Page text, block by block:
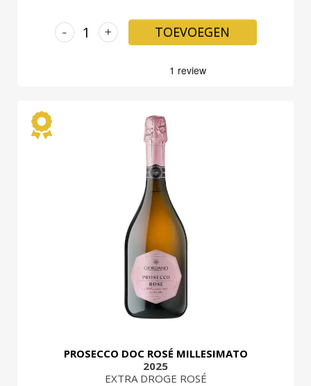
+
- TOEVOEGEN
PROSECCO DOC ROSÉ MILLESIMATO
2025
EXTRA DROGE ROSÉ